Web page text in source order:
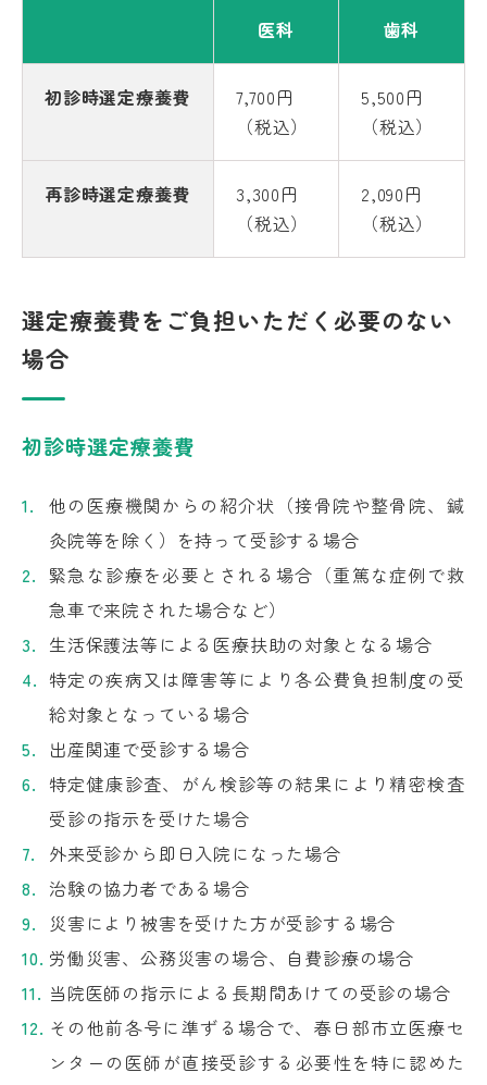
医科 歯科
初診時選定療養費
7,700円
（税込）
5,500円
（税込）
再診時選定療養費
3,300円
（税込）
2,090円
（税込）
選定療養費をご負担いただく必要のない
場合
初診時選定療養費
他の医療機関からの紹介状（接骨院や整骨院、鍼
灸院等を除く）を持って受診する場合
緊急な診療を必要とされる場合（重篤な症例で救
急車で来院された場合など）
生活保護法等による医療扶助の対象となる場合
特定の疾病又は障害等により各公費負担制度の受
給対象となっている場合
出産関連で受診する場合
特定健康診査、がん検診等の結果により精密検査
受診の指示を受けた場合
外来受診から即日入院になった場合
治験の協力者である場合
災害により被害を受けた方が受診する場合
労働災害、公務災害の場合、自費診療の場合
当院医師の指示による長期間あけての受診の場合
その他前各号に準ずる場合で、春日部市立医療セ
ンターの医師が直接受診する必要性を特に認めた